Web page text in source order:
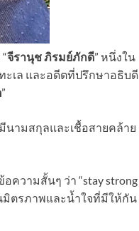
จีรานุช ภิรมย์ภักดี” หนึ่งใน
ะเล และอดีตที่ปรึกษาอธิบดี
”
นามสกุลและเชื้อสายคล้าย
ความสั้นๆ ว่า “stay strong
มิตรภาพและน้ำใจที่มีให้กัน